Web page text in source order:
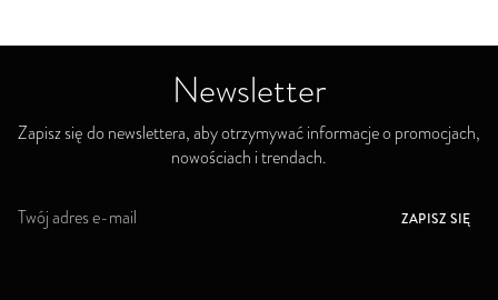
Newsletter
Zapisz się do newslettera, aby otrzymywać informacje o promocjach,
nowościach i trendach.
S
ZAPISZ SIĘ